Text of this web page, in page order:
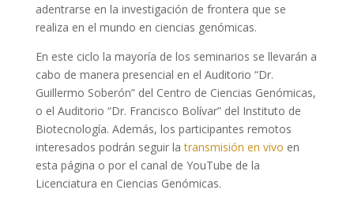
adentrarse en la investigación de frontera que se
realiza en el mundo en ciencias genómicas.
En este ciclo la mayoría de los seminarios se llevarán a
cabo de manera presencial en el Auditorio “Dr.
Guillermo Soberón” del Centro de Ciencias Genómicas,
o el Auditorio “Dr. Francisco Bolívar” del Instituto de
Biotecnología. Además, los participantes remotos
interesados podrán seguir latransmisión en vivo en
esta página o por el canal de YouTube de la
Licenciatura en Ciencias Genómicas.